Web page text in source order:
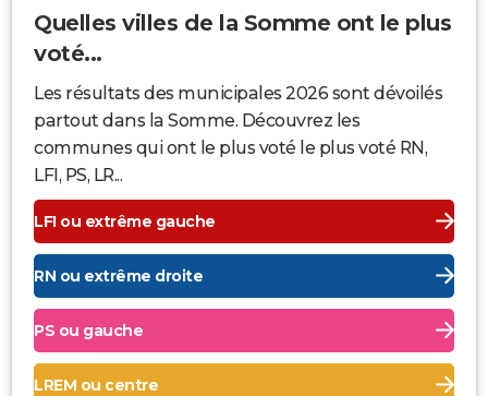
Quelles villes de la Somme ont le plus
voté...
Les résultats des municipales 2026 sont dévoilés
partout dans la Somme. Découvrez les
communes qui ont le plus voté le plus voté RN,
LFI, PS, LR...
LFI ou extrême gauche
RN ou extrême droite
PS ou gauche
LREM ou centre